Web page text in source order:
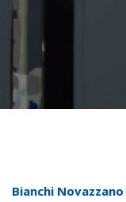
Bianchi Novazzano